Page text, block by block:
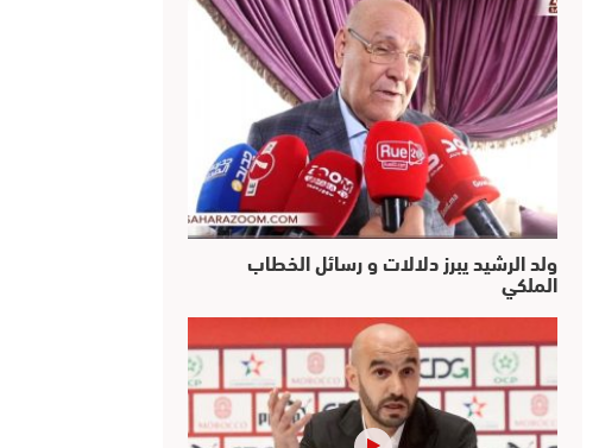
ولد الرشيد يبرز دلالات و رسائل الخطاب
الملكي